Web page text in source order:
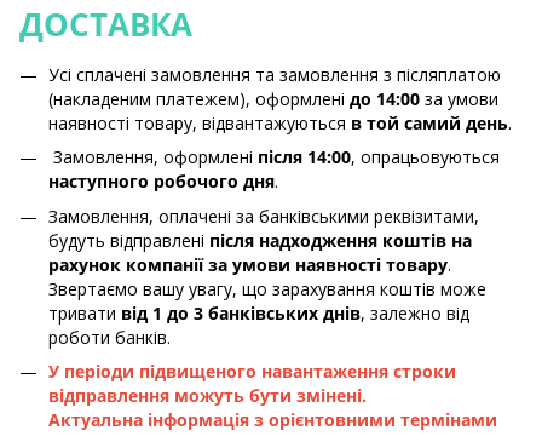
ДОСТАВКА
Усі сплачені замовлення та замовлення з післяплатою
(накладеним платежем), оформлені до 14:00 за умови
наявності товару, відвантажуються в той самий день.
Замовлення, оформлені після 14:00, опрацьовуються
наступного робочого дня.
Замовлення, оплачені за банківськими реквізитами,
будуть відправлені після надходження коштів на
рахунок компанії за умови наявності товару.
Звертаємо вашу увагу, що зарахування коштів може
тривати від 1 до 3 банківських днів, залежно від
роботи банків.
У періоди підвищеного навантаження строки
відправлення можуть бути змінені.
Актуальна інформація з орієнтовними термінами